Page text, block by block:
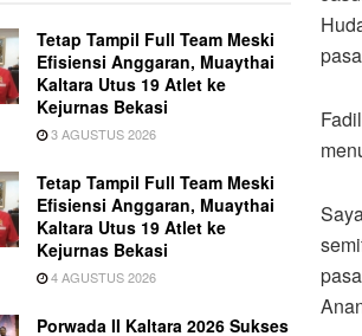
Tetap Tampil Full Team Meski
Efisiensi Anggaran, Muaythai
Kaltara Utus 19 Atlet ke
Kejurnas Bekasi
3 AGUSTUS 2026
Tetap Tampil Full Team Meski
Efisiensi Anggaran, Muaythai
Kaltara Utus 19 Atlet ke
Kejurnas Bekasi
4 AGUSTUS 2026
Porwada II Kaltara 2026 Sukses